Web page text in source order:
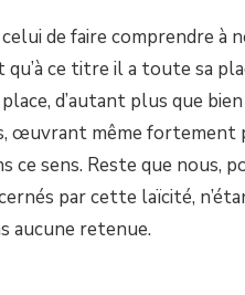
de faire comprendre à
ce titre il a toute sa
d’autant plus que
œuvrant même fortement
ce sens. Reste que nous,
par cette laïcité,
aucune retenue.